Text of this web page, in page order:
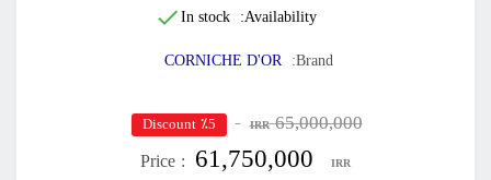
Availability:
In stock
Brand:
CORNICHE D'OR
65,000,000
IRR ٪5 Discount
Price : 61,750,000 IRR